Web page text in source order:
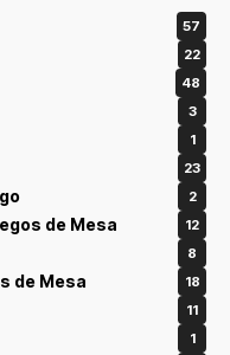
57
22
48
3
1
23
2
de Mesa 12
8
de Mesa 18
11
1